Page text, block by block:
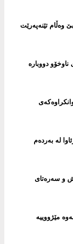
وەڵام تێنەپەرێت
دووبارە
لە بەردەم
و سەرەتای
مێژووییە